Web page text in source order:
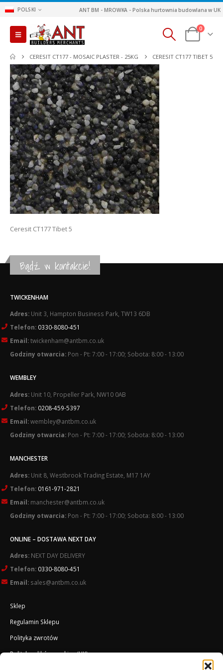
POLSKI ANT BM - MROWKA - Polska hurtownia budowlana w UK
0
CERESIT CT177 - MOSAIC PLASTER - 25KG CERESIT CT177 TIBET 5
Ceresit CT177 Tibet 5
Bądź w kontakcie!
TWICKENHAM
Adres: Unit 3, Hampton Business Park, TW13 6DB
Telefon: 0330-8080-451
Email:twickenham@antbm.co.uk
Godziny otwarcia: Pon - Pt: 7:00 - 17:00; Sobota: 8:00 - 13:00
WEMBLEY
Adres: Unit 10, Propeller Park, NW10 0AB
Telefon: 0208-459-5397
Email:wembley@antbm.co.uk
Godziny otwarcia: Pon - Pt: 7:00 - 17:00; Sobota: 8:00 - 13:00
MANCHESTER
Adres: Unit 8, Westbrook Trading Estate, M17 1AY
Telefon: 0161-971-2821
Email: manchester@antbm.co.uk
Godziny otwarcia: Pon - Pt: 7:00 - 17:00; Sobota: 8:00 - 13:00
ONLINE – DOSTAWA NEXT DAY
Adres: NEXT DAY DELIVERY
Telefon: 0330-8080-451
Email: sales@antbm.co.uk
Sklep
Regulamin Sklepu
Polityka zwrotów
Polityka plików cookies (UK)